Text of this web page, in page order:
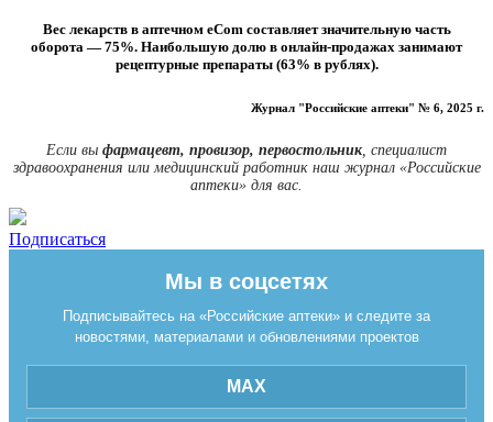
Вес лекарств в аптечном eCom составляет значительную часть
оборота — 75%. Наибольшую долю в онлайн-продажах занимают
рецептурные препараты (63% в рублях).
Журнал "Российские аптеки" № 6, 2025 г.
Если вы фармацевт, провизор, первостольник, специалист
здравоохранения или медицинский работник наш журнал «Российские
аптеки» для вас.
Подписаться
Мы в соцсетях
Подписывайтесь на «Российские аптеки» и следите за
новостями, материалами и обновлениями проектов
MAX